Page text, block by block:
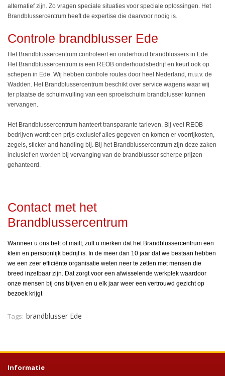
alternatief zijn. Zo vragen speciale situaties voor speciale oplossingen. Het
Brandblussercentrum heeft de expertise die daarvoor nodig is.
Controle brandblusser Ede
Het Brandblussercentrum controleert en onderhoud brandblussers in Ede.
Het Brandblussercentrum is een REOB onderhoudsbedrijf en keurt ook op
schepen in Ede. Wij hebben controle routes door heel Nederland, m.u.v. de
Wadden. Het Brandblussercentrum beschikt over service wagens waar wij
ter plaatse de schuimvulling van een sproeischuim brandblusser kunnen
vervangen.
Het Brandblussercentrum hanteert transparante tarieven. Bij veel REOB
bedrijven wordt een prijs exclusief alles gegeven en komen er voorrijkosten,
zegels, sticker and handling bij. Bij het Brandblussercentrum zijn deze zaken
inclusief en worden bij vervanging van de brandblusser scherpe prijzen
gehanteerd.
Contact met het
Brandblussercentrum
Wanneer u ons belt of mailt, zult u merken dat het Brandblussercentrum een
klein en persoonlijk bedrijf is. In de meer dan 10 jaar dat we bestaan hebben
we een zeer efficiënte organisatie weten neer te zetten met mensen die
breed inzetbaar zijn. Dat zorgt voor een afwisselende werkplek waardoor
onze mensen bij ons blijven en u elk jaar weer een vertrouwd gezicht op
bezoek krijgt
Tags: brandblusser Ede
Informatie